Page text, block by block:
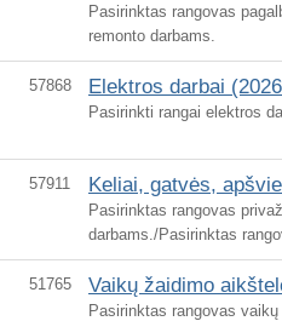
Pasirinktas rangovas
remonto darbams.
57868 Elektros darbai
Pasirinkti rangai elektros
57911 Keliai, gatvės,
Pasirinktas rangovas
darbams./Pasirinktas
51765 Vaikų žaidimo
Pasirinktas rangovas